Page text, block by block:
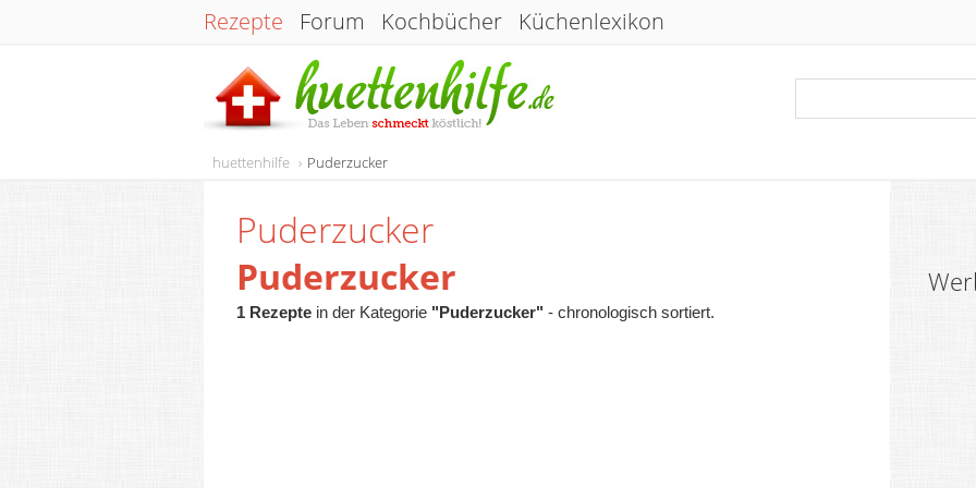
Rezepte Forum Kochbücher Küchenlexikon
huettenhilfe Puderzucker
Puderzucker
Puderzucker
1 Rezepte in der Kategorie "Puderzucker" - chronologisch sortiert.